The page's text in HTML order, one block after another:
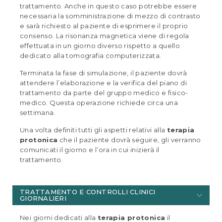
trattamento. Anche in questo caso potrebbe essere
necessaria la somministrazione di mezzo di contrasto
e sarà richiesto al paziente di esprimere il proprio
consenso. La risonanza magnetica viene di regola
effettuata in un giorno diverso rispetto a quello
dedicato alla tomografia computerizzata.
Terminata la fase di simulazione, il paziente dovrà
attendere l’elaborazione e la verifica del piano di
trattamento da parte del gruppo medico e fisico-
medico. Questa operazione richiede circa una
settimana.
Una volta definiti tutti gli aspetti relativi alla terapia
protonica che il paziente dovrà seguire, gli verranno
comunicati il giorno e l’ora in cui inizierà il
trattamento.
TRATTAMENTO E CONTROLLI CLINICI
GIORNALIERI
Nei giorni dedicati alla terapia protonica il